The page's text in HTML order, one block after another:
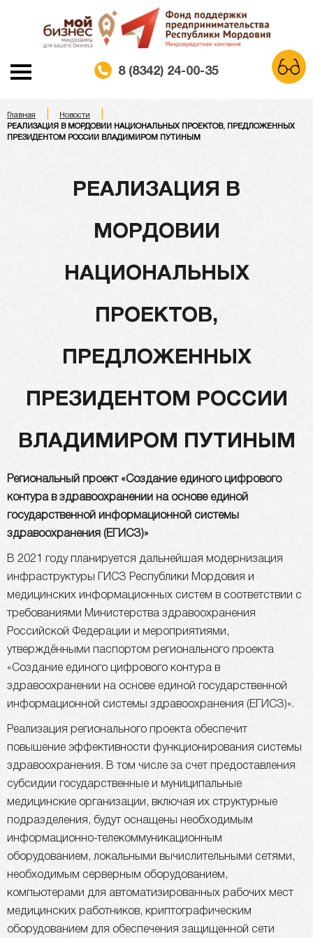
8 (8342) 24-00-35
Шрифт: A A A
Обычный сайт
Главная Новости
РЕАЛИЗАЦИЯ В МОРДОВИИ НАЦИОНАЛЬНЫХ ПРОЕКТОВ, ПРЕДЛОЖЕННЫХ
ПРЕЗИДЕНТОМ РОССИИ ВЛАДИМИРОМ ПУТИНЫМ
РЕАЛИЗАЦИЯ В
МОРДОВИИ
НАЦИОНАЛЬНЫХ
ПРОЕКТОВ,
ПРЕДЛОЖЕННЫХ
ПРЕЗИДЕНТОМ РОССИИ
ВЛАДИМИРОМ ПУТИНЫМ
Региональный проект «Создание единого цифрового
контура в здравоохранении на основе единой
государственной информационной системы
здравоохранения (ЕГИСЗ)»
В 2021 году планируется дальнейшая модернизация
инфраструктуры ГИСЗ Республики Мордовия и
медицинских информационных систем в соответствии с
требованиями Министерства здравоохранения
Российской Федерации и мероприятиями,
утверждёнными паспортом регионального проекта
«Создание единого цифрового контура в
здравоохранении на основе единой государственной
информационной системы здравоохранения (ЕГИСЗ)».
Реализация регионального проекта обеспечит
повышение эффективности функционирования системы
здравоохранения. В том числе за счет предоставления
субсидии государственные и муниципальные
медицинские организации, включая их структурные
подразделения, будут оснащены необходимым
информационно-телекоммуникационным
оборудованием, локальными вычислительными сетями,
необходимым серверным оборудованием,
компьютерами для автоматизированных рабочих мест
медицинских работников, криптографическим
оборудованием для обеспечения защищенной сети